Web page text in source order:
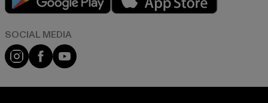
Instagram
FacebookYouTube